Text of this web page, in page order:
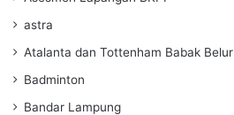
astra
Atalanta dan Tottenham Babak Belur
Badminton
Bandar Lampung